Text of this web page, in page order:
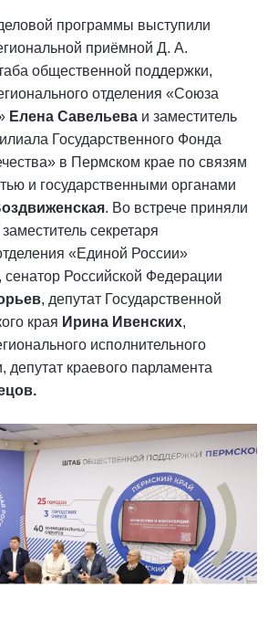
программы выступили
приёмной Д. А.
общественной поддержки,
отделения «Союза
Елена Савельева и заместитель
Государственного Фонда
в Пермском крае по связям
и государственными органами
. Во встрече приняли
секретаря
«Единой России»
сенатор Российской Федерации
, депутат Государственной
края Ирина Ивенских,
исполнительного
депутат краевого парламента